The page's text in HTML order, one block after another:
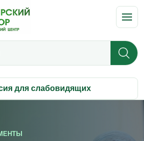
для слабовидящих